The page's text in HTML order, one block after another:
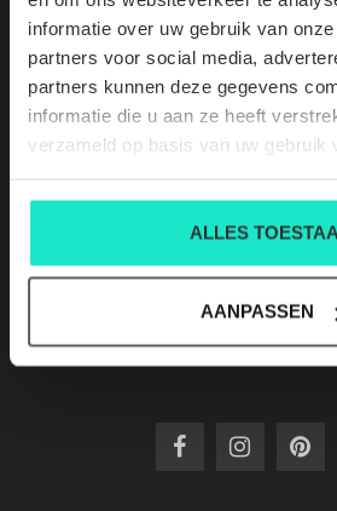
informatie over uw gebruik van
partners voor social media,
partners kunnen deze gegevens
informatie die u aan ze heeft
verzameld op basis van uw gebruik
ALLES
AANPASSEN
HOOFDZETEL:
3500
+32/